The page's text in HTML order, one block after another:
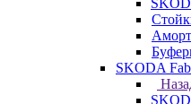
SKODA